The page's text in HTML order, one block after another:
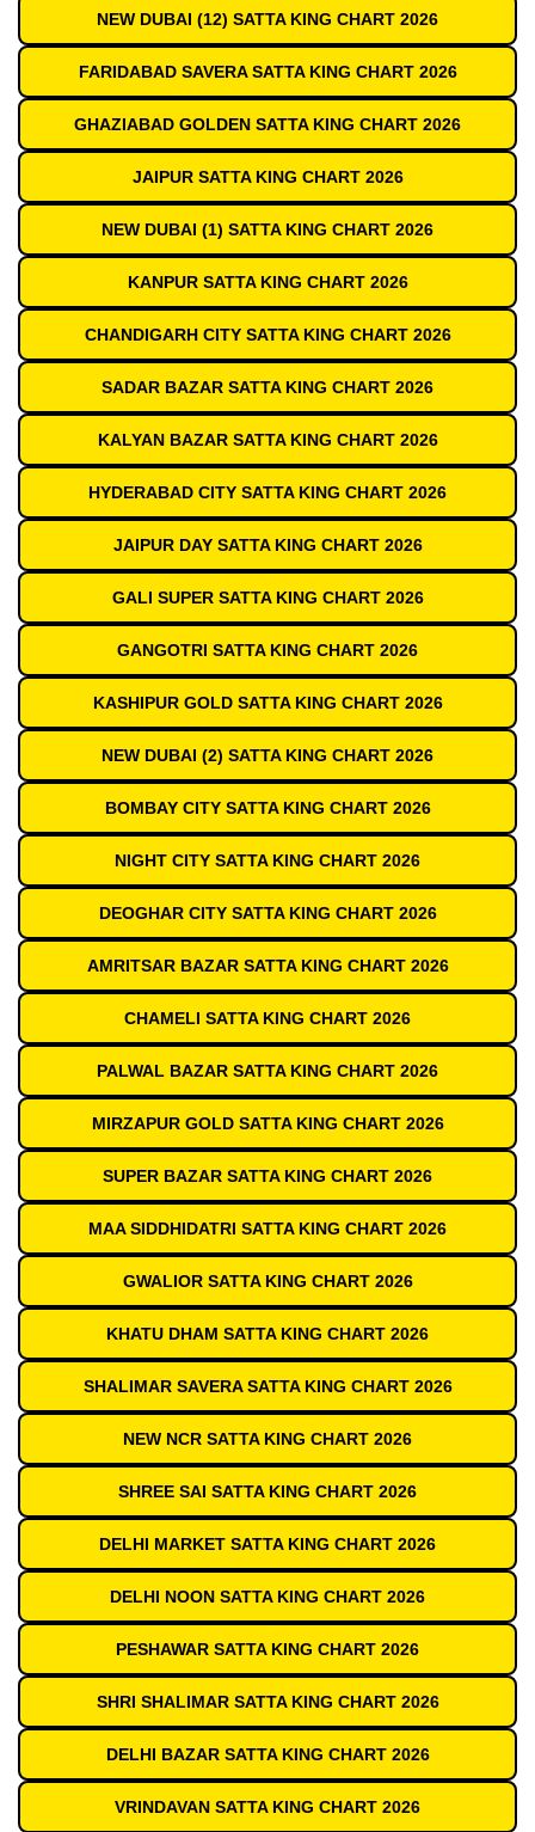
NEW DUBAI (12) SATTA KING CHART 2026
FARIDABAD SAVERA SATTA KING CHART 2026
GHAZIABAD GOLDEN SATTA KING CHART 2026
JAIPUR SATTA KING CHART 2026
NEW DUBAI (1) SATTA KING CHART 2026
KANPUR SATTA KING CHART 2026
CHANDIGARH CITY SATTA KING CHART 2026
SADAR BAZAR SATTA KING CHART 2026
KALYAN BAZAR SATTA KING CHART 2026
HYDERABAD CITY SATTA KING CHART 2026
JAIPUR DAY SATTA KING CHART 2026
GALI SUPER SATTA KING CHART 2026
GANGOTRI SATTA KING CHART 2026
KASHIPUR GOLD SATTA KING CHART 2026
NEW DUBAI (2) SATTA KING CHART 2026
BOMBAY CITY SATTA KING CHART 2026
NIGHT CITY SATTA KING CHART 2026
DEOGHAR CITY SATTA KING CHART 2026
AMRITSAR BAZAR SATTA KING CHART 2026
CHAMELI SATTA KING CHART 2026
PALWAL BAZAR SATTA KING CHART 2026
MIRZAPUR GOLD SATTA KING CHART 2026
SUPER BAZAR SATTA KING CHART 2026
MAA SIDDHIDATRI SATTA KING CHART 2026
GWALIOR SATTA KING CHART 2026
KHATU DHAM SATTA KING CHART 2026
SHALIMAR SAVERA SATTA KING CHART 2026
NEW NCR SATTA KING CHART 2026
SHREE SAI SATTA KING CHART 2026
DELHI MARKET SATTA KING CHART 2026
DELHI NOON SATTA KING CHART 2026
PESHAWAR SATTA KING CHART 2026
SHRI SHALIMAR SATTA KING CHART 2026
DELHI BAZAR SATTA KING CHART 2026
VRINDAVAN SATTA KING CHART 2026